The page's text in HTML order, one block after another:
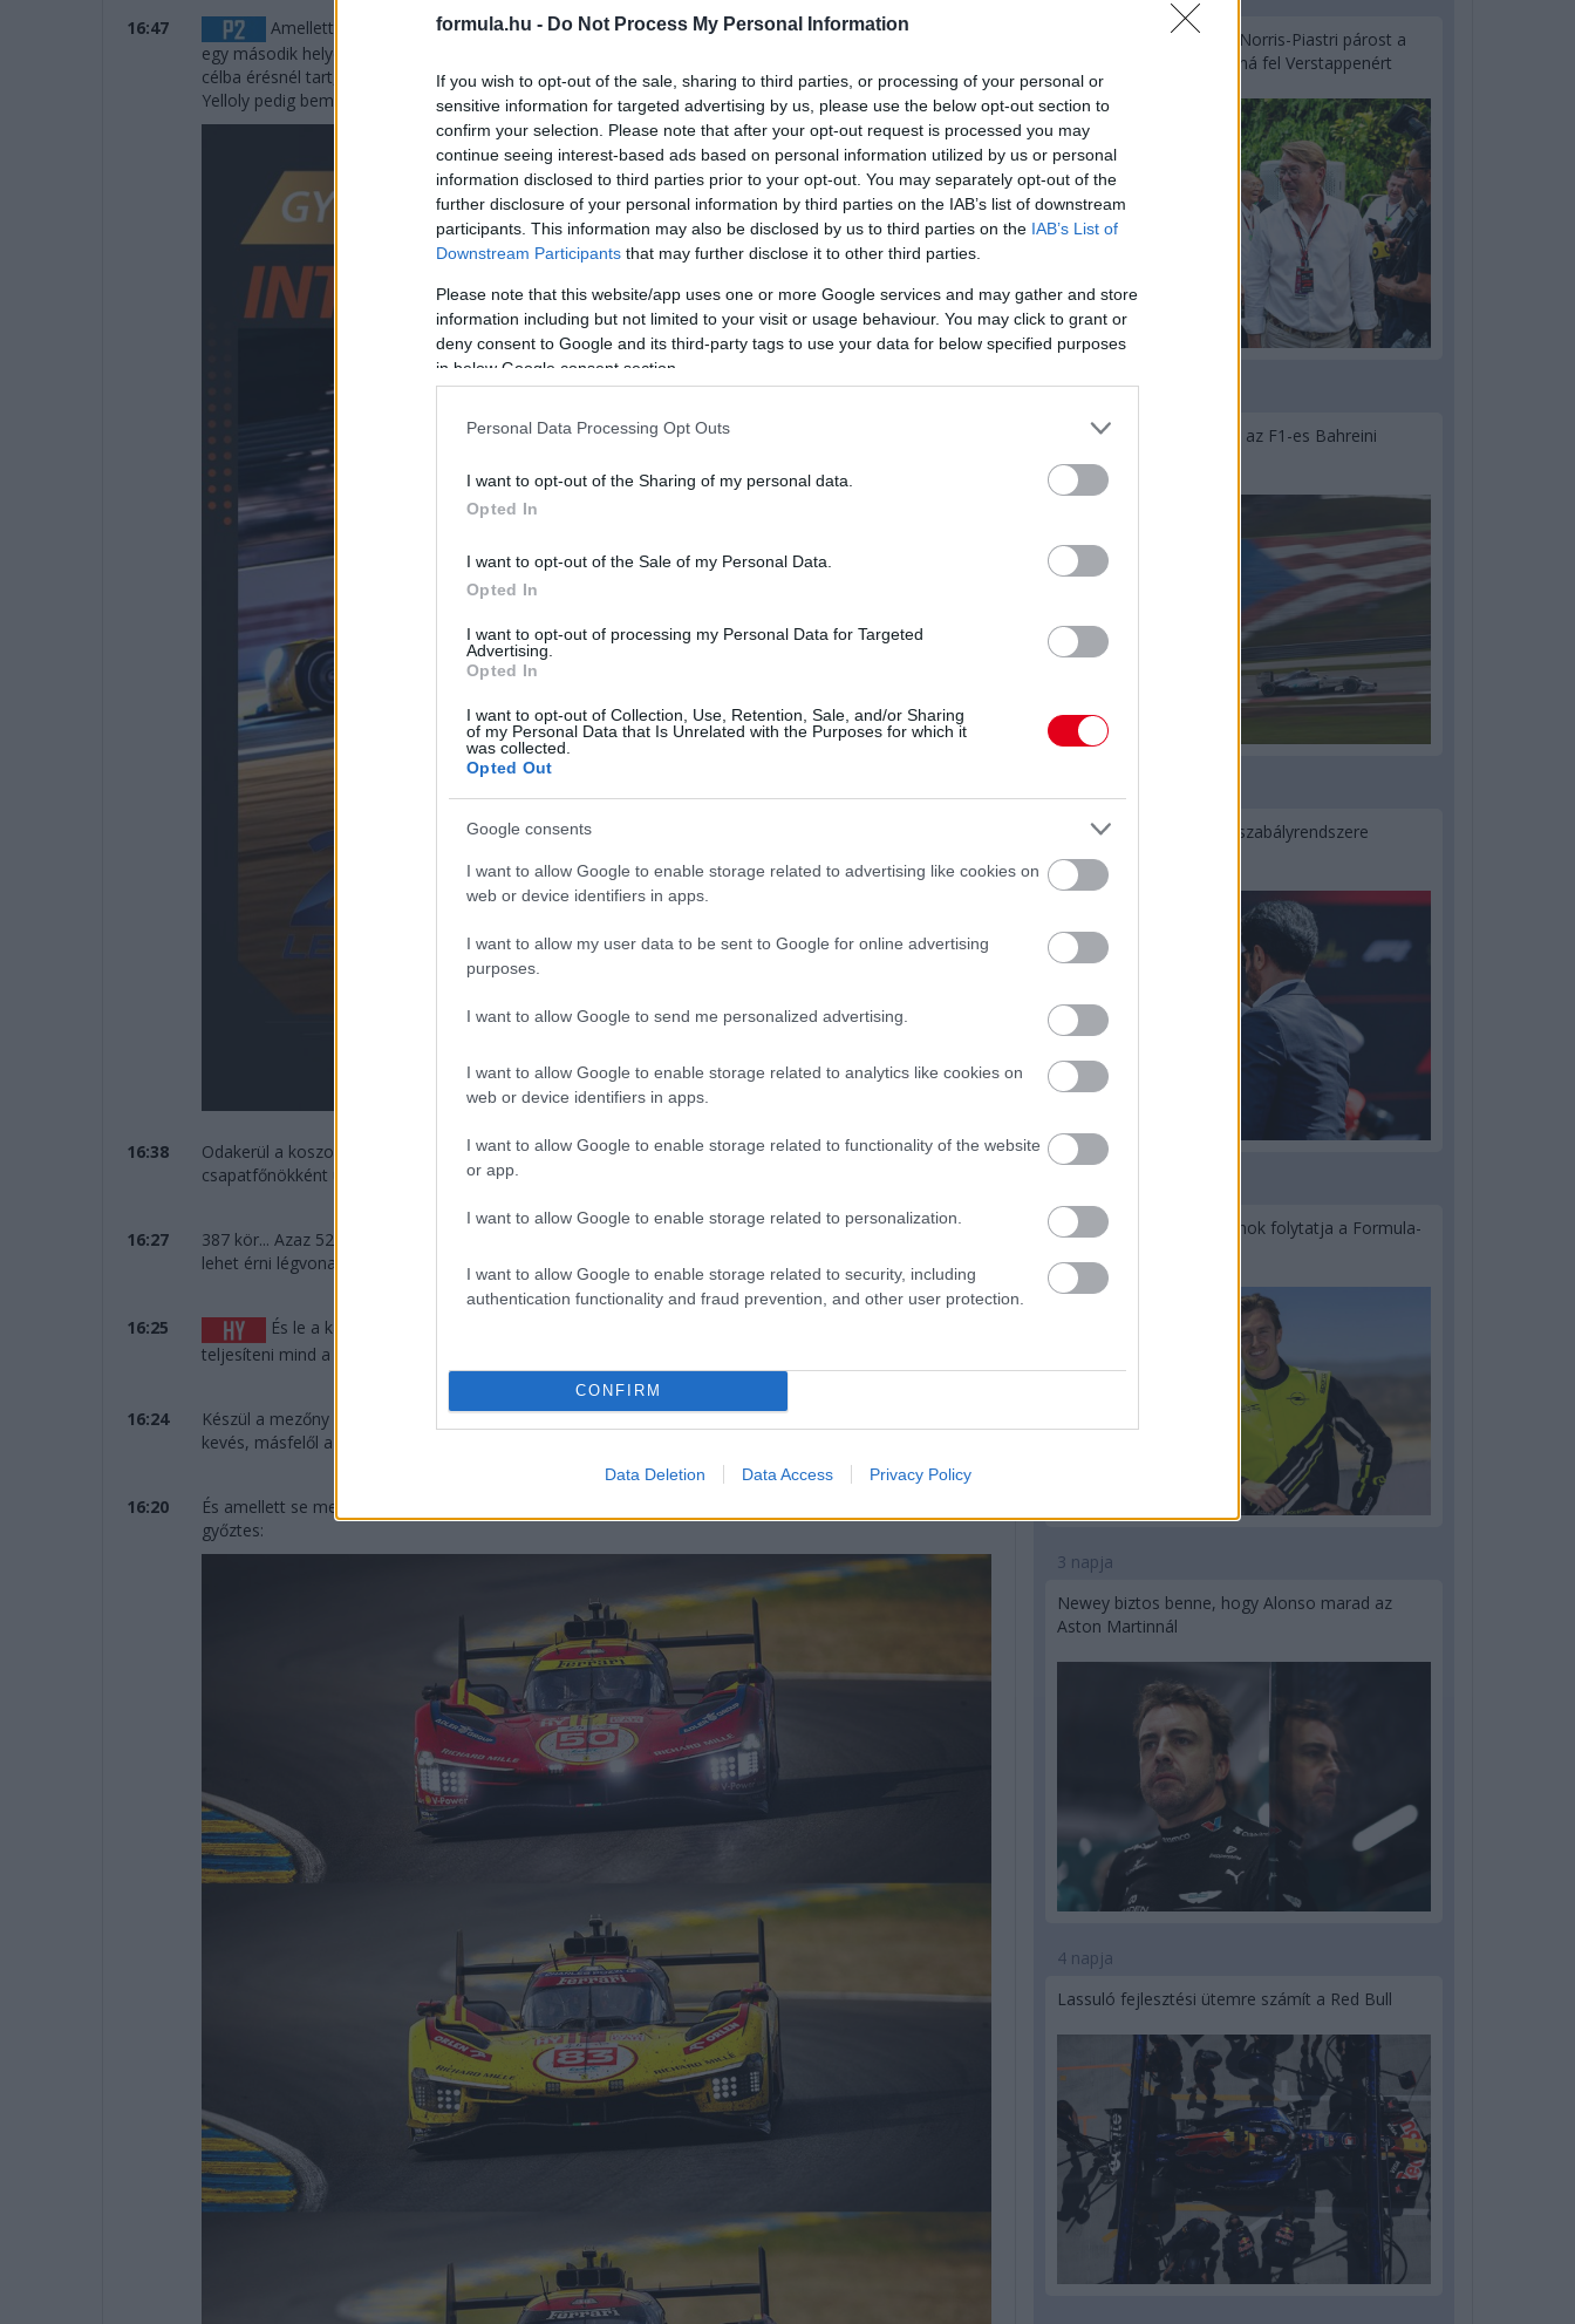
formula.hu - Do Not Process My Personal Information
If you wish to opt-out of the sale, sharing to third parties, or processing of your personal or
sensitive information for targeted advertising by us, please use the below opt-out section to
confirm your selection. Please note that after your opt-out request is processed you may
continue seeing interest-based ads based on personal information utilized by us or personal
information disclosed to third parties prior to your opt-out. You may separately opt-out of the
further disclosure of your personal information by third parties on the IAB’s list of downstream
participants. This information may also be disclosed by us to third parties on the IAB’s List of
Downstream Participants that may further disclose it to other third parties.
Please note that this website/app uses one or more Google services and may gather and store
information including but not limited to your visit or usage behaviour. You may click to grant or
deny consent to Google and its third-party tags to use your data for below specified purposes
in below Google consent section.
Personal Data Processing Opt Outs
I want to opt-out of the Sharing of my personal data.
Opted In
I want to opt-out of the Sale of my Personal Data.
Opted In
I want to opt-out of processing my Personal Data for Targeted
Advertising.
Opted In
I want to opt-out of Collection, Use, Retention, Sale, and/or Sharing
of my Personal Data that Is Unrelated with the Purposes for which it
was collected.
Opted Out
Google consents
I want to allow Google to enable storage related to advertising like cookies on
web or device identifiers in apps.
I want to allow my user data to be sent to Google for online advertising
purposes.
I want to allow Google to send me personalized advertising.
I want to allow Google to enable storage related to analytics like cookies on
web or device identifiers in apps.
I want to allow Google to enable storage related to functionality of the website
or app.
I want to allow Google to enable storage related to personalization.
I want to allow Google to enable storage related to security, including
authentication functionality and fraud prevention, and other user protection.
CONFIRM
Data Deletion Data Access Privacy Policy
16:47
Amellett sem lehet elmenni szó nélkül, és nem is érdemes, hogy három év alatt két első és
egy második helyet szerzett az Inter Europol csapata. A csapatot gründoló Smiechowski hétből hét
célba érésnél tart, Dillmann eddig csak Kolles úrral járt Le Mans-ban, nyilván nem is értek célba soha,
Yelloly pedig bemutatkozó versenyét nyerte meg a legendás futamon.
16:38
Odakerül a koszorú Kubica, Ye és Hanson nyakába. Csodálatos pillanatok ezek, Amato Ferrari
csapatfőnökként ünnepelhet!
16:27
387 kör... Azaz 5273 kilométert teljesítettek a győztesek. Azzal innen Szegedről a kanadai partokat el
lehet érni légvonalban.
16:25
És le a kalappal a Cadillac előtt, akiknek a #12-es autója az élmenőkön kívül egyedüliként tudta
teljesíteni mind a 387 kört.
16:24
Készül a mezőny az eredményhirdetésre, öten végeztek körön belül, ami persze a tavalyi 9-hez képest
kevés, másfelől a tavalyi évet megelőzően 2 volt a rekord. Szóval azért ez sem semmi.
16:20
És amellett se menjünk el szó nélkül persze, hogy immár a képen látható mindhárom autó Le Mans-
győztes:
Hakkinen megtartaná a Norris-Piastri párost a
McLarennél, nem borítaná fel Verstappenért
2 napja
Megvan, mikor kezdődik az F1-es Bahreini
Ilyen lehet a jövő F1-es szabályrendszere
Domenicali szerint
Újabb korábbi F2-es bajnok folytatja a Formula-
3 napja
Newey biztos benne, hogy Alonso marad az
Aston Martinnál
4 napja
Lassuló fejlesztési ütemre számít a Red Bull